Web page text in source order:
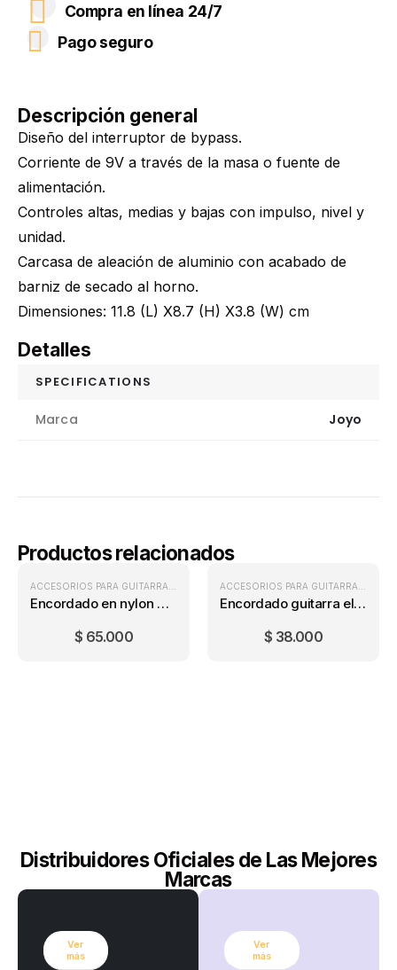
Compra en línea 24/7
Pago seguro
Descripción general
Diseño del interruptor de bypass.
Corriente de 9V a través de la masa o fuente de
alimentación.
Controles altas, medias y bajas con impulso, nivel y
unidad.
Carcasa de aleación de aluminio con acabado de
barniz de secado al horno.
Dimensiones: 11.8 (L) X8.7 (H) X3.8 (W) cm
Detalles
SPECIFICATIONS
Marca Joyo
Productos relacionados
ENCORDADOS DE NYLON,ENCORDADOS PARA
Encordado en nylon Concertina INOX130
$ 65.000
Encordado guitarra eléctrica Ernie Ball Super Slinky (09-42)
$ 38.000
Distribuidores Oficiales de Las Mejores
Marcas
Ver
más
Ver
más